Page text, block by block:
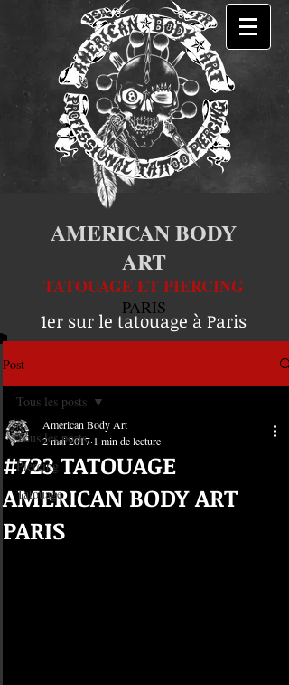
AMERICAN BODY
ART
TATOUAGE ET PIERCING
PARIS
1er sur le tatouage à Paris
Post
Tous les posts
Piercing
Tatouage
Tous les posts
#723 TATOUAGE
AMERICAN BODY ART
PARIS
American Body Art
2 mai 2017 1 min de lecture